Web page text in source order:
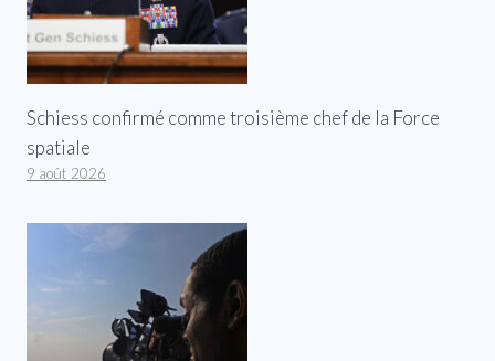
Schiess confirmé comme troisième chef de la Force
spatiale
9 août 2026